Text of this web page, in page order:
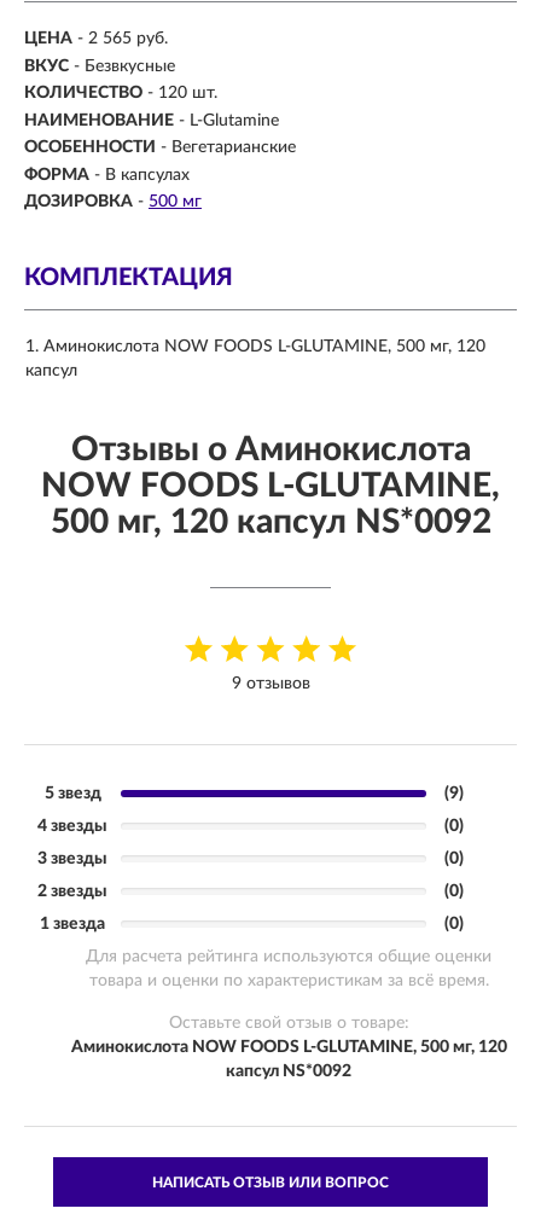
ЦЕНА - 2 565 руб.
ВКУС - Безвкусные
КОЛИЧЕСТВО - 120 шт.
НАИМЕНОВАНИЕ - L-Glutamine
ОСОБЕННОСТИ - Вегетарианские
ФОРМА - В капсулах
ДОЗИРОВКА - 500 мг
КОМПЛЕКТАЦИЯ
Аминокислота NOW FOODS L-GLUTAMINE, 500 мг, 120
капсул
Отзывы о Аминокислота
NOW FOODS L-GLUTAMINE,
500 мг, 120 капсул NS*0092
9 отзывов
5 звезд
(9)
4 звезды
(0)
3 звезды
(0)
2 звезды
(0)
1 звезда
(0)
Для расчета рейтинга используются общие оценки
товара и оценки по характеристикам за всё время.
Оставьте свой отзыв о товаре:
Аминокислота NOW FOODS L-GLUTAMINE, 500 мг, 120
капсул NS*0092
НАПИСАТЬ ОТЗЫВ ИЛИ ВОПРОС